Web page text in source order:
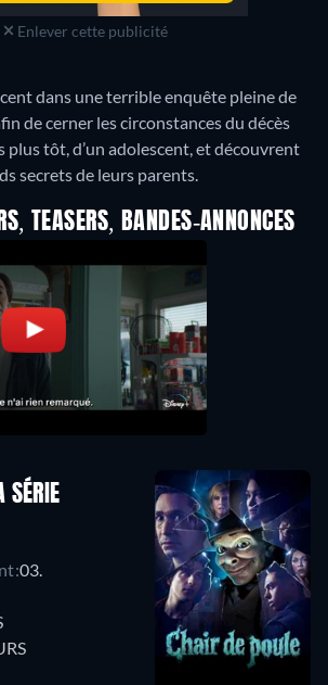
Enlever cette publicité
dans une terrible enquête pleine de
de cerner les circonstances du décès
plus tôt, d’un adolescent, et découvrent
secrets de leurs parents.
TEASERS, BANDES-ANNONCES
SÉRIE
03.